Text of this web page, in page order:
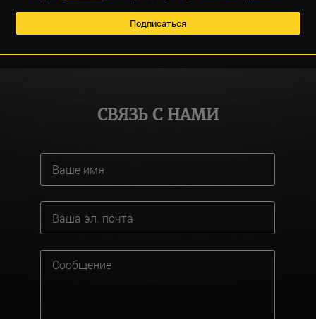
СВЯЗЬ С НАМИ